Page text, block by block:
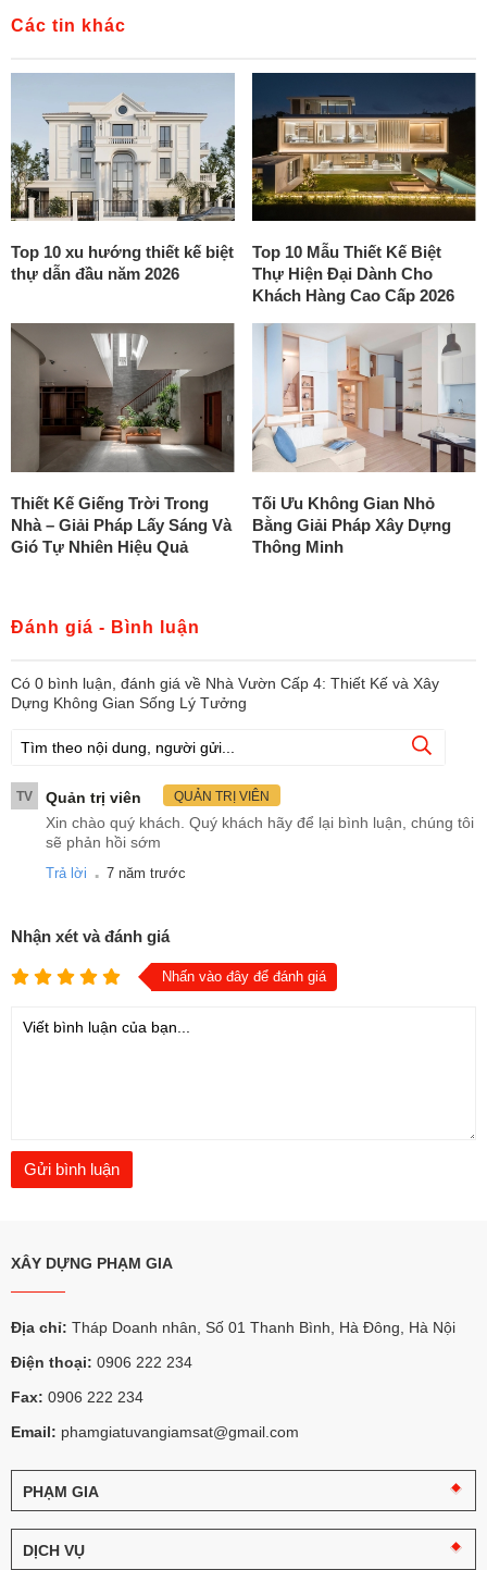
Các tin khác
Top 10 xu hướng thiết kế biệt
thự dẫn đầu năm 2026
Top 10 Mẫu Thiết Kế Biệt
Thự Hiện Đại Dành Cho
Khách Hàng Cao Cấp 2026
Thiết Kế Giếng Trời Trong
Nhà – Giải Pháp Lấy Sáng Và
Gió Tự Nhiên Hiệu Quả
Tối Ưu Không Gian Nhỏ
Bằng Giải Pháp Xây Dựng
Thông Minh
Đánh giá - Bình luận
Có 0 bình luận, đánh giá về Nhà Vườn Cấp 4: Thiết Kế và Xây
Dựng Không Gian Sống Lý Tưởng
TV Quản trị viên QUẢN TRỊ VIÊN
Xin chào quý khách. Quý khách hãy để lại bình luận, chúng tôi
sẽ phản hồi sớm
Trả lời . 7 năm trước
Nhận xét và đánh giá
Nhấn vào đây để đánh giá
XÂY DỰNG PHẠM GIA
Địa chỉ: Tháp Doanh nhân, Số 01 Thanh Bình, Hà Đông, Hà Nội
Điện thoại: 0906 222 234
Fax: 0906 222 234
Email: phamgiatuvangiamsat@gmail.com
PHẠM GIA
chuyện
Phạm
DỊCH VỤ